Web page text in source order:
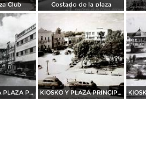
Club Costado de la plaza
COSTADO DE LA PLAZA PRINCIPAL KIOSKO Y PLAZA PRINCIPAL